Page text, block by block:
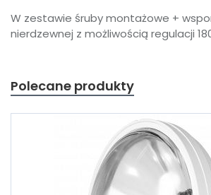
W zestawie śruby montażowe +
nierdzewnej z możliwością regulacji
Polecane produkty